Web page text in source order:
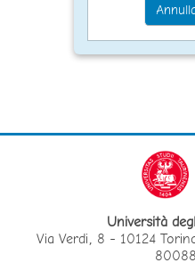
Università
Via Verdi, 8 - 10124